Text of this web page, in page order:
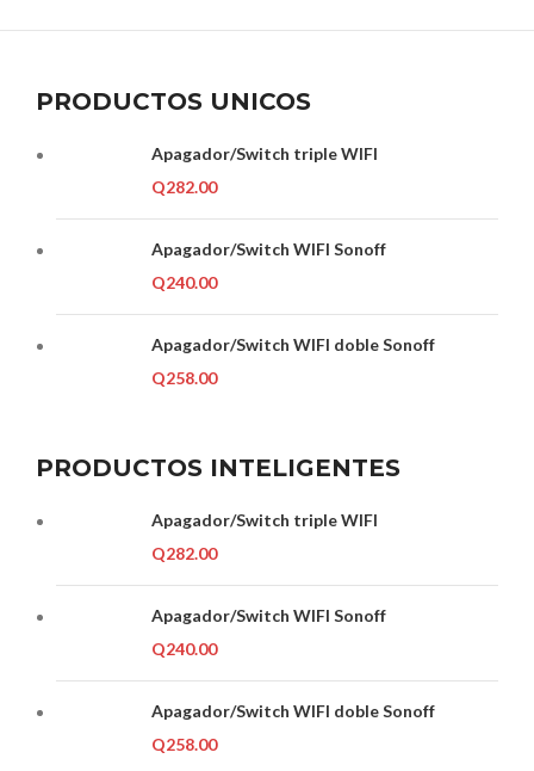
PRODUCTOS UNICOS
Apagador/Switch triple WIFI
Q282.00
Apagador/Switch WIFI Sonoff
Q240.00
Apagador/Switch WIFI doble Sonoff
Q258.00
PRODUCTOS INTELIGENTES
Apagador/Switch triple WIFI
Q282.00
Apagador/Switch WIFI Sonoff
Q240.00
Apagador/Switch WIFI doble Sonoff
Q258.00